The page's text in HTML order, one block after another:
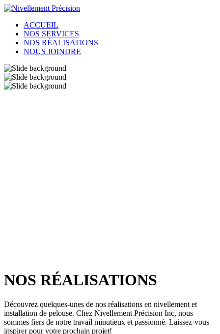
ACCUEIL
NOS SERVICES
NOS RÉALISATIONS
NOUS JOINDRE
NOS RÉALISATIONS
Découvrez quelques-unes de nos réalisations en nivellement et
installation de pelouse. Chez Nivellement Précision Inc, nous
sommes fiers de notre travail minutieux et passionné. Laissez-vous
inspirer pour votre prochain projet!